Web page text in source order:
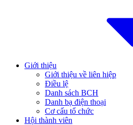
Giới thiệu
Giới thiệu về liên hiệp
Điều lệ
Danh sách BCH
Danh bạ điện thoại
Cơ cấu tổ chức
Hội thành viên